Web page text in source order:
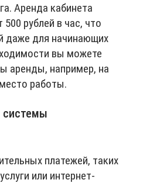
Аренда кабинета
500 рублей в час, что
даже для начинающих
вы можете
аренды, например, на
работы.
системы
платежей, таких
или интернет-